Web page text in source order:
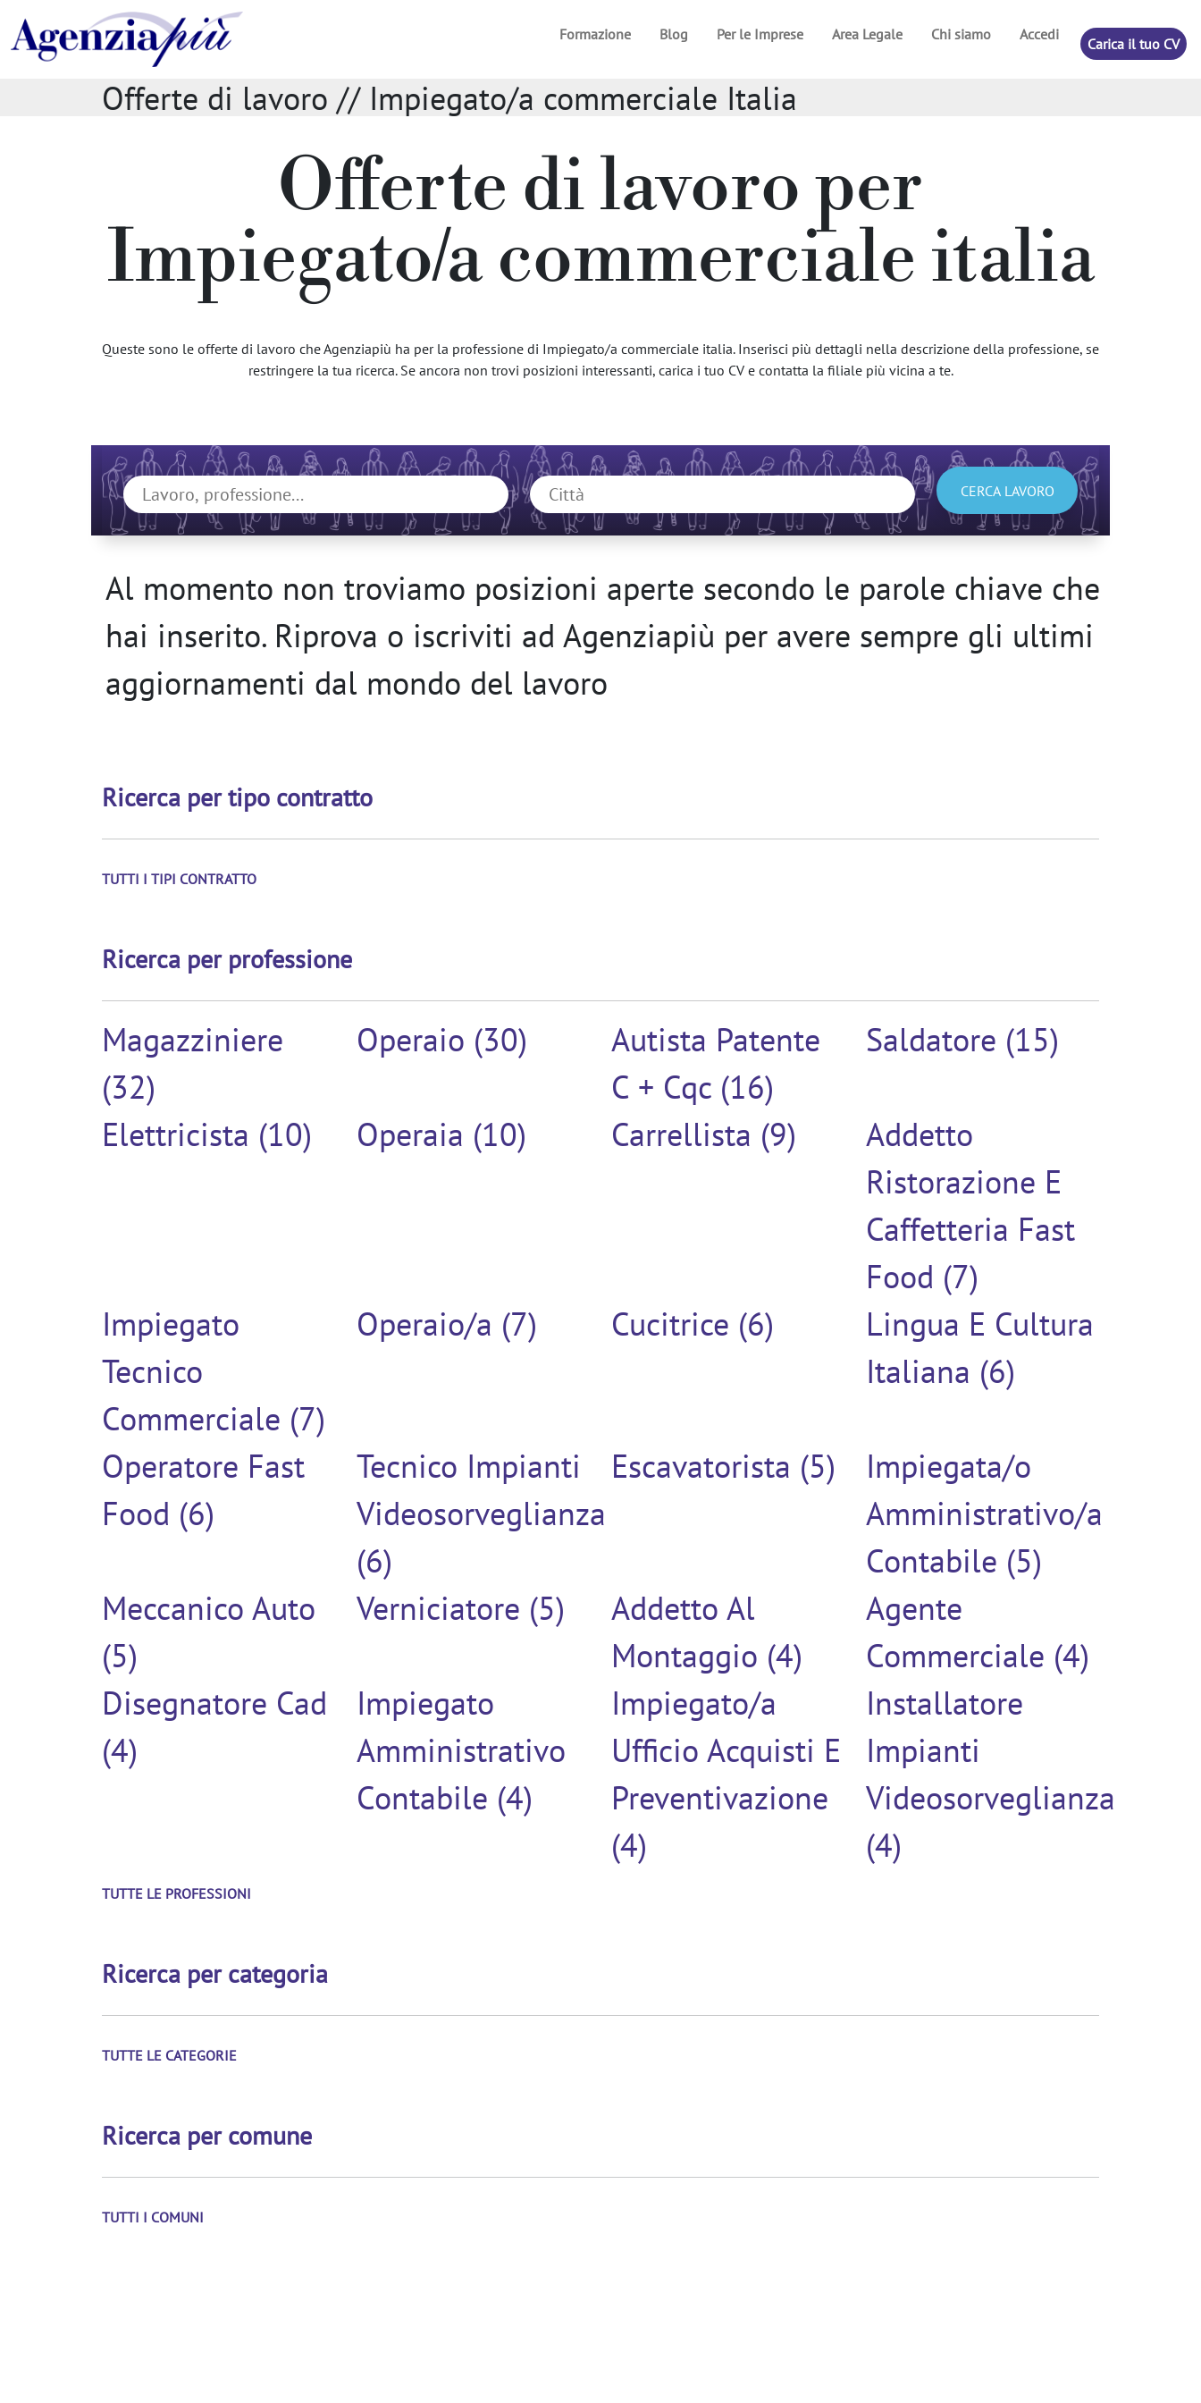
Formazione Blog Per le Imprese Area Legale Chi siamo Accedi
Carica il tuo CV
Offerte di lavoro // Impiegato/a commerciale Italia
Offerte di lavoro per
Impiegato/a commerciale italia
Queste sono le offerte di lavoro che Agenziapiù ha per la professione di Impiegato/a commerciale italia. Inserisci più dettagli nella descrizione della professione, se
restringere la tua ricerca. Se ancora non trovi posizioni interessanti, carica i tuo CV e contatta la filiale più vicina a te.
CERCA LAVORO
Al momento non troviamo posizioni aperte secondo le parole chiave che
hai inserito. Riprova o iscriviti ad Agenziapiù per avere sempre gli ultimi
aggiornamenti dal mondo del lavoro
Ricerca per tipo contratto
TUTTI I TIPI CONTRATTO
Ricerca per professione
Magazziniere
(32)
Operaio (30)
Autista Patente
C + Cqc (16)
Saldatore (15)
Elettricista (10) Operaia (10) Carrellista (9)
Addetto
Ristorazione E
Caffetteria Fast
Food (7)
Impiegato
Tecnico
Commerciale (7)
Operaio/a (7) Cucitrice (6)
Lingua E Cultura
Italiana (6)
Operatore Fast
Food (6)
Tecnico Impianti
Videosorveglianza
(6)
Escavatorista (5)
Impiegata/o
Amministrativo/a
Contabile (5)
Meccanico Auto
(5)
Verniciatore (5)
Addetto Al
Montaggio (4)
Agente
Commerciale (4)
Disegnatore Cad
(4)
Impiegato
Amministrativo
Contabile (4)
Impiegato/a
Ufficio Acquisti E
Preventivazione
(4)
Installatore
Impianti
Videosorveglianza
(4)
TUTTE LE PROFESSIONI
Ricerca per categoria
TUTTE LE CATEGORIE
Ricerca per comune
TUTTI I COMUNI